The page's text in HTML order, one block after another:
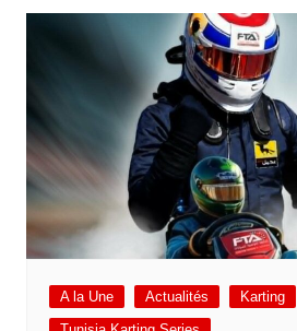
A la Une Actualités
Karting